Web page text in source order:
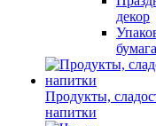
декор
бумага
Продукты,
напитки